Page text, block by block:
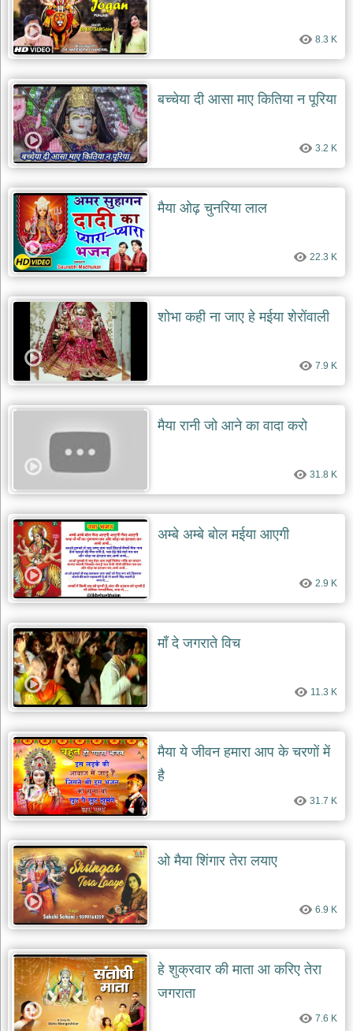
8.3 K
बच्चेया दी आसा माए कितिया न पूरिया
3.2 K
मैया ओढ़ चुनरिया लाल
22.3 K
शोभा कही ना जाए हे मईया शेरोंवाली
7.9 K
मैया रानी जो आने का वादा करो
31.8 K
अम्बे अम्बे बोल मईया आएगी
2.9 K
माँ दे जगराते विच
11.3 K
मैया ये जीवन हमारा आप के चरणों में
है
31.7 K
ओ मैया शिंगार तेरा लयाए
6.9 K
हे शुक्रवार की माता आ करिए तेरा
जगराता
7.6 K